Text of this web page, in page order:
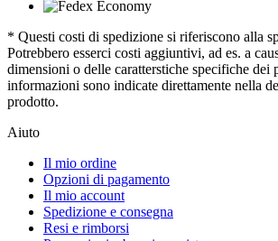
* Questi costi di spedizione si riferiscono alla
Potrebbero esserci costi aggiuntivi, ad es. a
dimensioni o delle caratterstiche specifiche dei
informazioni sono indicate direttamente nella
prodotto.
Aiuto
Il mio ordine
Opzioni di pagamento
Il mio account
Spedizione e consegna
Resi e rimborsi